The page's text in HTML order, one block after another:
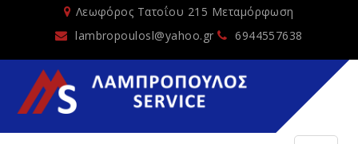
Λεωφόρος Τατοΐου 215 Μεταμόρφωση
lambropoulosl@yahoo.gr
6944557638